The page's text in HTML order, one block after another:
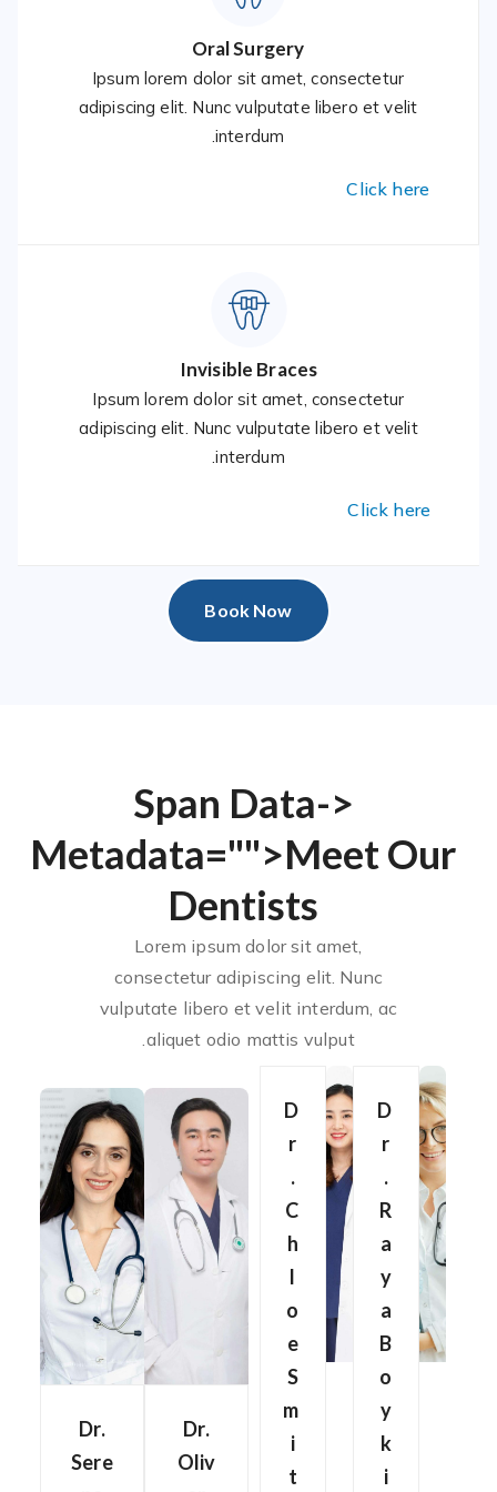
Oral Surgery
Ipsum lorem dolor sit amet, consectetur
adipiscing elit. Nunc vulputate libero et velit
interdum.
Click here
Invisible Braces
Ipsum lorem dolor sit amet, consectetur
adipiscing elit. Nunc vulputate libero et velit
interdum.
Click here
Book Now
<span Data-
Metadata="">Meet Our
Dentists
Lorem ipsum dolor sit amet,
consectetur adipiscing elit. Nunc
vulputate libero et velit interdum, ac
aliquet odio mattis vulput.
D
r
.
R
a
y
a
B
o
y
k
i
D
r
.
C
h
l
o
e
S
m
i
t
Dr.
Oliv
Dr.
Sere